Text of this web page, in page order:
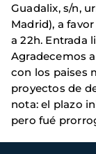
Guadalix, s/n,
Madrid), a
a 22h. Entrada
Agradecemos
con los paises
proyectos de
nota: el plazo
pero fué